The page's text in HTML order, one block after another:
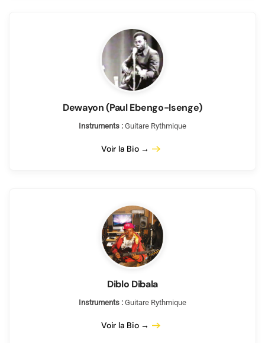
Dewayon (Paul Ebengo-Isenge)
Instruments : Guitare Rythmique
Voir la Bio →
Diblo Dibala
Instruments : Guitare Rythmique
Voir la Bio →